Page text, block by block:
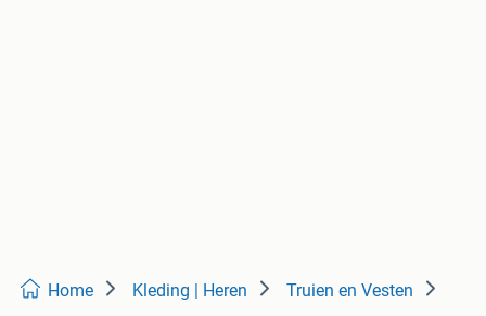
Home Kleding | Heren Truien en Vesten